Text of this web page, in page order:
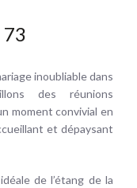
73
inoubliable dans
des réunions
moment convivial en
et dépaysant
de l’étang de la